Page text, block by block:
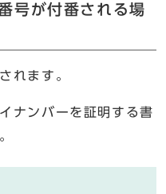
号が付番される場
れます。
ナンバーを証明する書